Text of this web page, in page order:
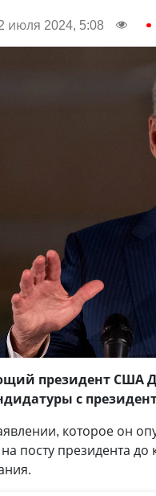
июля 2024, 5:08
президент США
с
которое он
на посту президента